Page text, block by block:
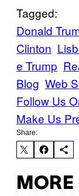
Tagged:
Donald
Clinton
e Trump
Blog Web
Follow Us
Make Us
Share:
MORE